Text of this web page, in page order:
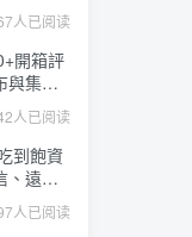
、續航
元
人已阅读
開箱評
與集
淨、連
元
人已阅读
到飽資
、遠傳
台灣之
人已阅读